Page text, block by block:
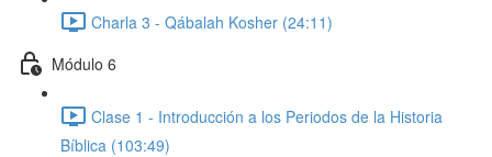
Charla 3 - Qábalah Kosher (24:11)
Módulo 6
Clase 1 - Introducción a los Periodos de la Historia
Bíblica (103:49)